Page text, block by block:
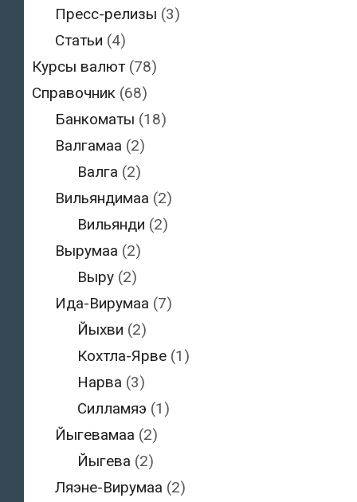
Пресс-релизы (3)
Статьи (4)
Курсы валют (78)
Справочник (68)
Банкоматы (18)
Валгамаа (2)
Валга (2)
Вильяндимаа (2)
Вильянди (2)
Вырумаа (2)
Выру (2)
Ида-Вирумаа (7)
Йыхви (2)
Кохтла-Ярве (1)
Нарва (3)
Силламяэ (1)
Йыгевамаа (2)
Йыгева (2)
Ляэне-Вирумаа (2)